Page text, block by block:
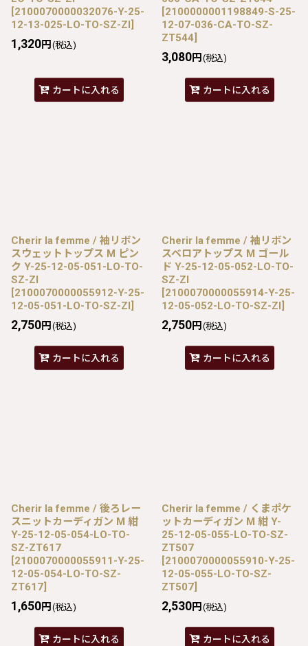
[2100070000032076-Y-25-
12-13-025-LO-TO-SZ-ZI]
1,320円 (税込)
カートに入れる
[2100000001198849-S-25-
12-07-036-CA-TO-SZ-
ZT544]
3,080円 (税込)
カートに入れる
Cherir la femme / 袖リボン
スウェットトップス M ピン
ク Y-25-12-05-051-LO-TO-
SZ-ZI
[2100070000055912-Y-25-
12-05-051-LO-TO-SZ-ZI]
2,750円 (税込)
カートに入れる
Cherir la femme / 袖リボン
スベロアトップス M ゴール
ド Y-25-12-05-052-LO-TO-
SZ-ZI
[2100070000055914-Y-25-
12-05-052-LO-TO-SZ-ZI]
2,750円 (税込)
カートに入れる
Cherir la femme / 後ろレー
スニットカーディガン M 紺
Y-25-12-05-054-LO-TO-
SZ-ZT617
[2100070000055911-Y-25-
12-05-054-LO-TO-SZ-
ZT617]
1,650円 (税込)
カートに入れる
Cherir la femme / くまポケ
ットカーディガン M 紺 Y-
25-12-05-055-LO-TO-SZ-
ZT507
[2100070000055910-Y-25-
12-05-055-LO-TO-SZ-
ZT507]
2,530円 (税込)
カートに入れる